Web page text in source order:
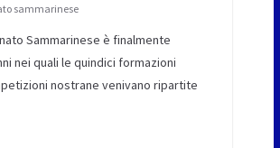
sammarinese
Sammarinese è finalmente
nei quali le quindici formazioni
nostrane venivano ripartite